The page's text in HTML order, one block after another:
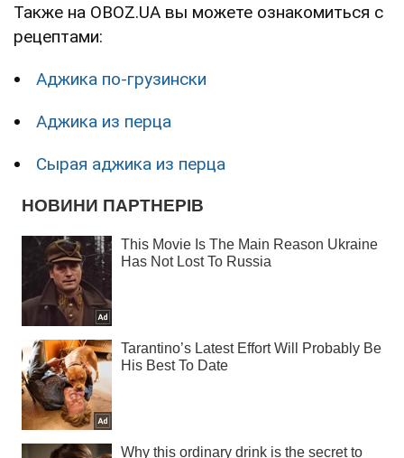
Также на OBOZ.UA вы можете ознакомиться с
рецептами:
Аджика по-грузински
Аджика из перца
Сырая аджика из перца